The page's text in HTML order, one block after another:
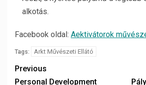
alkotás.
Facebook oldal: Aektivátorok
Tags: Arkt Művészeti Ellátó
Previous
Personal Development